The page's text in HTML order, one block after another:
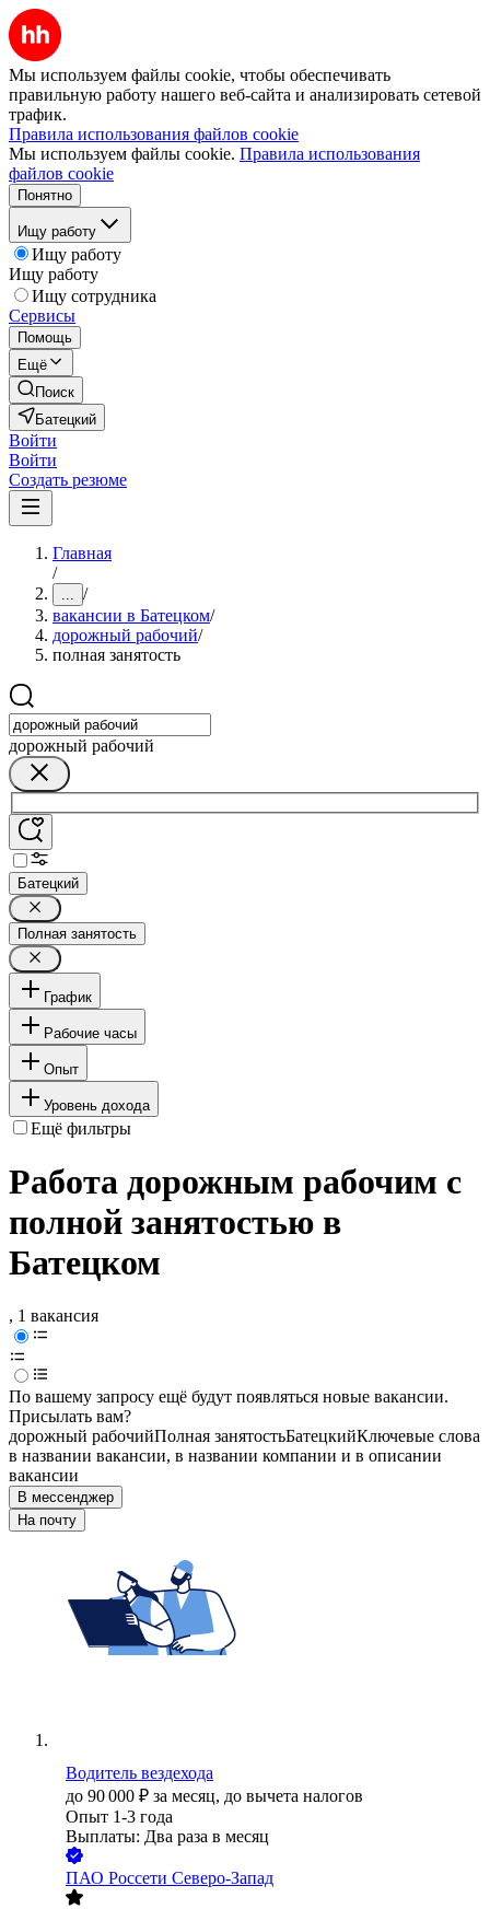
Мы используем файлы cookie, чтобы обеспечивать
правильную работу нашего веб-сайта и анализировать сетевой
трафик.
Правила использования файлов cookie
Мы используем файлы cookie. Правила использования
файлов cookie
Понятно
Ищу работу
Ищу работу
Ищу работу
Ищу сотрудника
Сервисы
Помощь
Ещё
Поиск
Батецкий
Войти
Войти
Создать резюме
Главная
/
... /
вакансии в Батецком/
дорожный рабочий/
полная занятость
дорожный рабочий
Батецкий
Полная занятость
График
Рабочие часы
Опыт
Уровень дохода
Ещё фильтры
Работа дорожным рабочим с
полной занятостью в
Батецком
, 1 вакансия
По вашему запросу ещё будут появляться новые вакансии.
Присылать вам?
дорожный рабочийПолная занятостьБатецкийКлючевые слова
в названии вакансии, в названии компании и в описании
вакансии
В мессенджер
На почту
Водитель вездехода
до 90 000 ₽ за месяц, до вычета налогов
Опыт 1-3 года
Выплаты: Два раза в месяц
ПАО Россети Северо-Запад